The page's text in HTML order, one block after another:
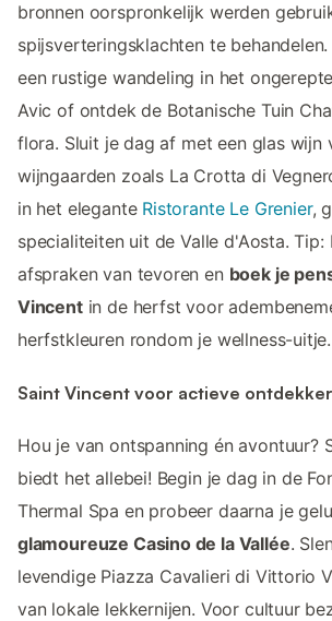
bronnen oorspronkelijk werden
spijsverteringsklachten te
een rustige wandeling in het
Avic of ontdek de Botanische Tuin
flora. Sluit je dag af met een glas wijn
wijngaarden zoals La Crotta di
in het elegante Ristorante Le Grenier,
specialiteiten uit de Valle d'Aosta. Tip:
afspraken van tevoren en boek je
Vincentin de herfst voor
herfstkleuren rondom je wellness-uitje.
Saint Vincent voor actieve
Hou je van ontspanning én avontuur?
biedt het allebei! Begin je dag in de
Thermal Spa en probeer daarna je
glamoureuze Casino de la Vallée.
levendige Piazza Cavalieri di Vittorio
van lokale lekkernijen. Voor cultuur